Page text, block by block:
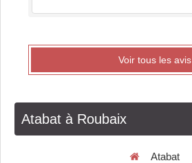
Voir tous les avis
Atabat à Roubaix
Atabat